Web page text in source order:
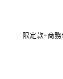
限定款-商